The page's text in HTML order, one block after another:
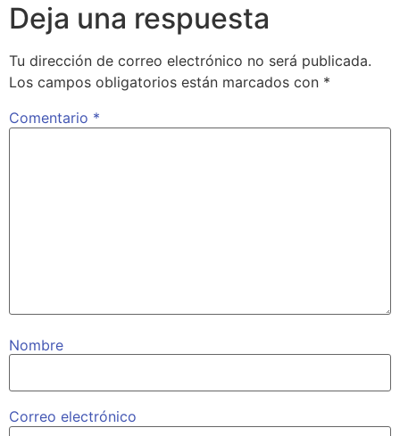
Deja una respuesta
Tu dirección de correo electrónico no será publicada.
Los campos obligatorios están marcados con *
Comentario *
Nombre
Correo electrónico